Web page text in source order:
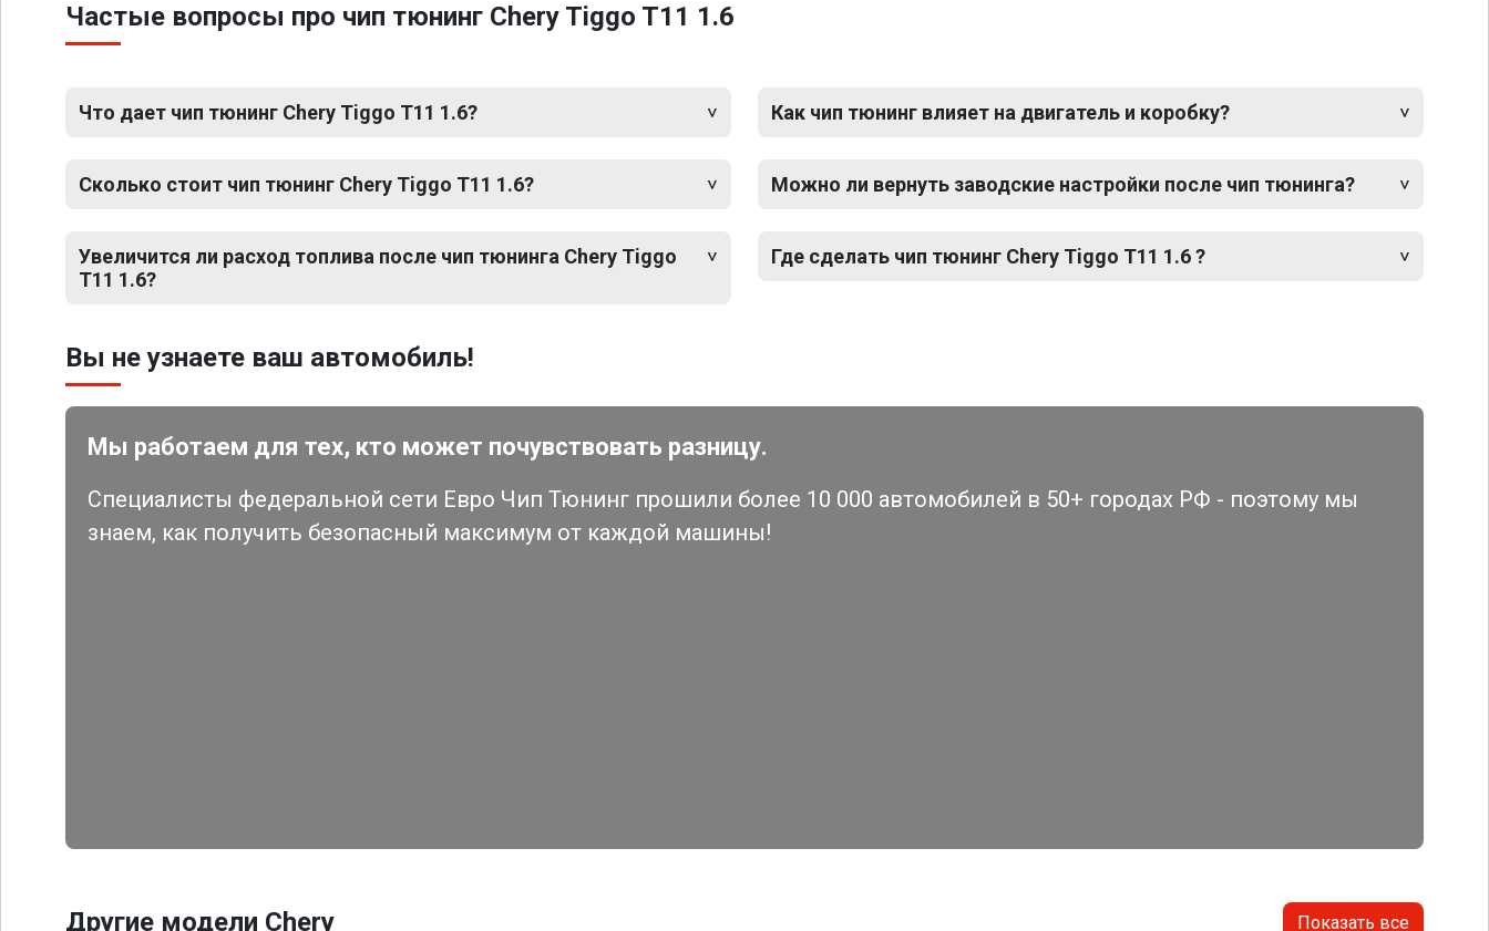
Частые вопросы про чип тюнинг Chery Tiggo T11 1.6
Что дает чип тюнинг Chery Tiggo T11 1.6?
Сколько стоит чип тюнинг Chery Tiggo T11 1.6?
Увеличится ли расход топлива после чип тюнинга Chery Tiggo
T11 1.6?
Как чип тюнинг влияет на двигатель и коробку?
Можно ли вернуть заводские настройки после чип тюнинга?
Где сделать чип тюнинг Chery Tiggo T11 1.6 ?
Вы не узнаете ваш автомобиль!
Мы работаем для тех, кто может почувствовать разницу.
Специалисты федеральной сети Евро Чип Тюнинг прошили более 10 000 автомобилей в 50+ городах РФ - поэтому мы
знаем, как получить безопасный максимум от каждой машины!
Другие модели Chery Показать все